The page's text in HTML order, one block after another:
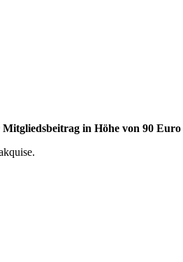
in Höhe von 90 Euro